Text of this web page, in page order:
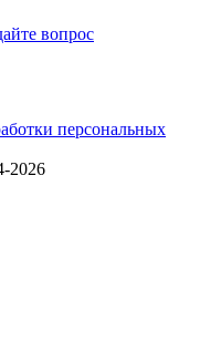
вопрос
персональных
2026